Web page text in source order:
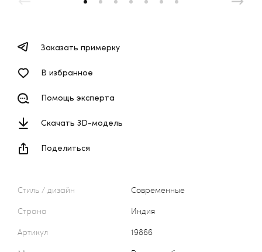
Стиль / дизайн
Современные
Страна
Индия
Артикул
19866
Заказать примерку
В избранное
Помощь эксперта
Скачать 3D-модель
Поделиться